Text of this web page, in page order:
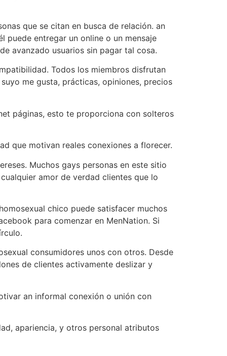
que se citan en busca de relación. an
puede entregar un online o un mensaje
avanzado usuarios sin pagar tal cosa.
Todos los miembros disfrutan
me gusta, prácticas, opiniones, precios
páginas, esto te proporciona con solteros
que motivan reales conexiones a florecer.
Muchos gays personas en este sitio
amor de verdad clientes que lo
chico puede satisfacer muchos
para comenzar en MenNation. Si
consumidores unos con otros. Desde
de clientes activamente deslizar y
an informal conexión o unión con
apariencia, y otros personal atributos